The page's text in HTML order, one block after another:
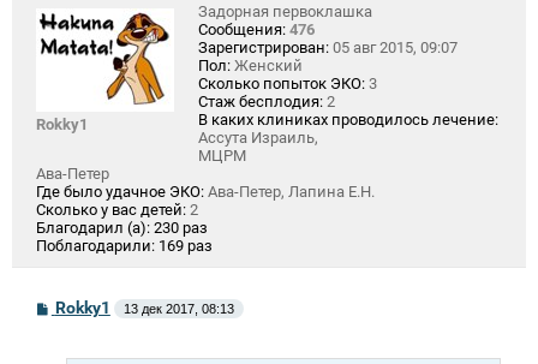
Rokky1
Задорная первоклашка
Сообщения: 476
Зарегистрирован: 05 авг 2015, 09:07
Пол: Женский
Сколько попыток ЭКО: 3
Стаж бесплодия: 2
В каких клиниках проводилось лечение:
Ассута Израиль,
МЦРМ
Ава-Петер
Где было удачное ЭКО: Ава-Петер, Лапина Е.Н.
Сколько у вас детей: 2
Благодарил (а): 230 раз
Поблагодарили: 169 раз
СRokky1 13 дек 2017, 08:13